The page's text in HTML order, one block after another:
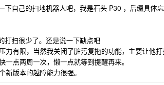
下自己的扫地机器人吧，我是石头 P30 ，后缀具体
打扫很少了。还是说一下缺点吧
力有限，当然我关闭了脏污复拖的功能，主要让他
点两周一次，懒一点就等到提醒再来。
版本的越障能力很强。